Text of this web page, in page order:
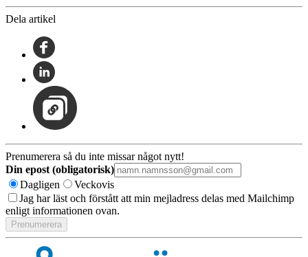
Dela artikel
Prenumerera så du inte missar något nytt!
Din epost (obligatorisk)
Dagligen
Veckovis
Jag har läst och förstått att min mejladress delas med Mailchimp
enligt informationen ovan.